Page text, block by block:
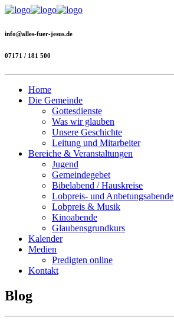
info@alles-fuer-jesus.de
07171 / 181 500
Home
Die Gemeinde
Gottesdienste
Was wir glauben
Unsere Geschichte
Leitung und Mitarbeiter
Bereiche & Veranstaltungen
Jugend
Gemeindegebet
Bibelabend / Hauskreise
Lobpreis- und Anbetungsabende
Lobpreis & Musik
Kinoabende
Glaubensgrundkurs
Kalender
Medien
Predigten online
Kontakt
Blog